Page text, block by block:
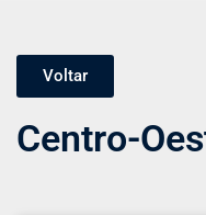
Voltar
Centro-